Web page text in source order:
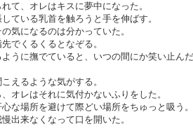
て、オレはキスに夢中になった。
ている乳首を触ろうと手を伸ばす。
気になるのは分かっていた。
でくるくるとなぞる。
うに撫でていると、いつの間にか笑い止ん
えるような気がする。
オレはそれに気付かないふりをした。
な場所を避けて際どい場所をちゅっと吸う。
出来なくなって口を開いた。